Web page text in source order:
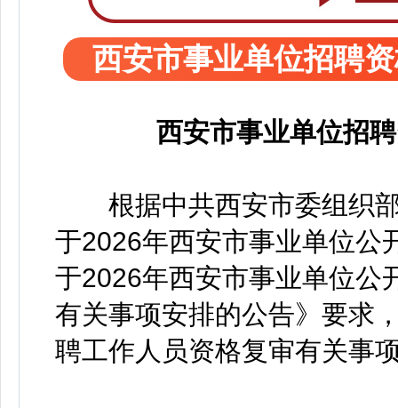
西安市事业单位招聘
西安市事业单位招
根据中共西安市委组织部
于2026年西安市事业单位公
于2026年西安市事业单位公
有关事项安排的公告》要求
聘工作人员资格复审有关事